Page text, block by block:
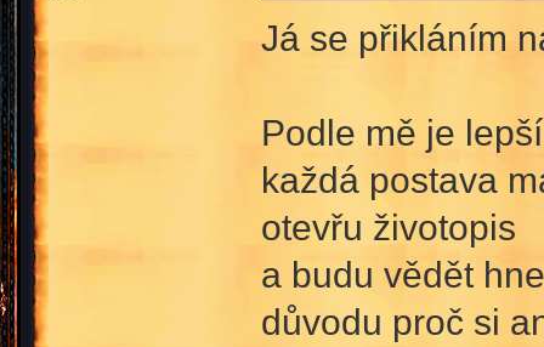
Já se přikláním
Podle mě je
každá postava
otevřu životopis
a budu vědět
důvodu proč si